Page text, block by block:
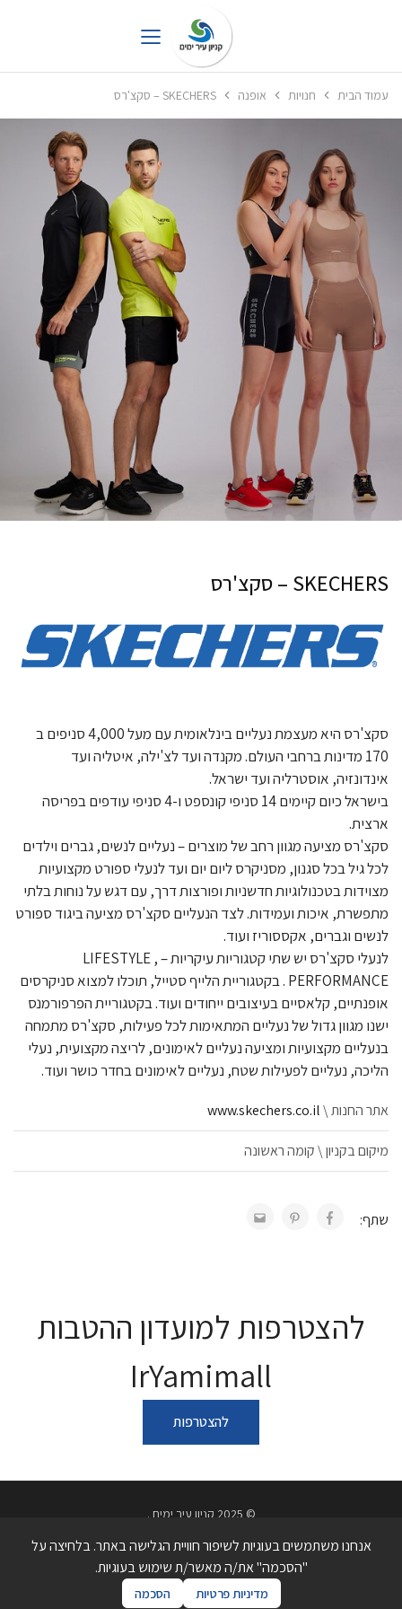
עמוד הבית חנויות אופנה SKECHERS – סקצ'רס
SKECHERS – סקצ'רס
סקצ'רס היא מעצמת נעליים בינלאומית עם מעל 4,000 סניפים ב
170 מדינות ברחבי העולם. מקנדה ועד לצ'ילה, איטליה ועד
אינדונזיה, אוסטרליה ועד ישראל.
בישראל כיום קיימים 14 סניפי קונספט ו-4 סניפי עודפים בפריסה
ארצית.
סקצ'רס מציעה מגוון רחב של מוצרים – נעליים לנשים, גברים וילדים
לכל גיל בכל סגנון, מסניקרס ליום יום ועד לנעלי ספורט מקצועיות
מצוידות בטכנולוגיות חדשניות ופורצות דרך, עם דגש על נוחות בלתי
מתפשרת, איכות ועמידות. לצד הנעליים סקצ'רס מציעה ביגוד ספורט
לנשים וגברים, אקססוריז ועוד.
לנעלי סקצ'רס יש שתי קטגוריות עיקריות – LIFESTYLE ,
PERFORMANCE . בקטגוריית הלייף סטייל, תוכלו למצוא סניקרסים
אופנתיים, קלאסיים בעיצובים ייחודים ועוד. בקטגוריית הפרפורמנס
ישנו מגוון גדול של נעליים המתאימות לכל פעילות, סקצ'רס מתמחה
בנעליים מקצועיות ומציעה נעליים לאימונים, לריצה מקצועית, נעלי
הליכה, נעליים לפעילות שטח, נעליים לאימונים בחדר כושר ועוד.
אתר החנות \www.skechers.co.il
מיקום בקניון \ קומה ראשונה
שתף:
להצטרפות למועדון ההטבות
IrYamimall
להצטרפות
© 2025 קניון עיר ימים .
מדיניות פרטיות
תנאי שימוש באתר
הצהרת נגישות
כתובת בני ברמן 2, פולג, נתניה | טלפון 09-7738740
אנחנו משתמשים בעוגיות לשיפור חוויית הגלישה באתר. בלחיצה על
"הסכמה" את/ה מאשר/ת שימוש בעוגיות.
מדיניות פרטיות הסכמה